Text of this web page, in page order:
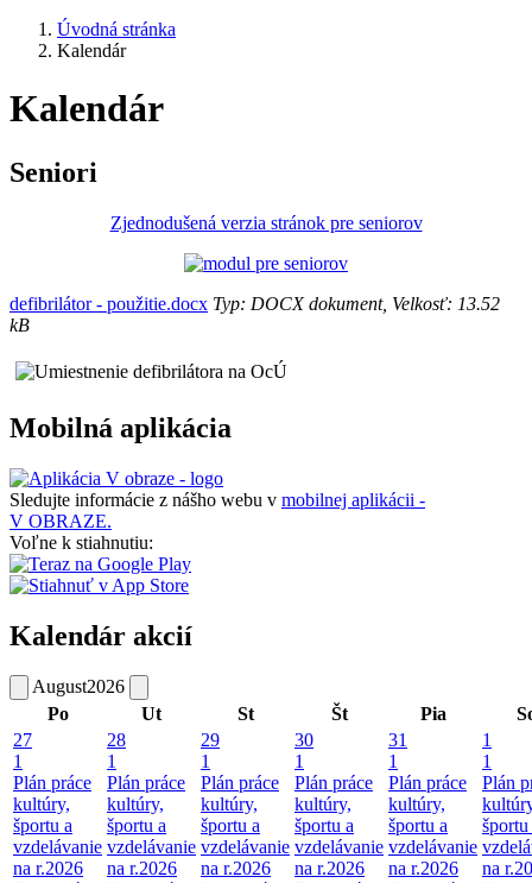
Úvodná stránka
Kalendár
Kalendár
Seniori
Zjednodušená verzia stránok pre seniorov
defibrilátor - použitie.docx Typ: DOCX dokument, Velkosť: 13.52
kB
Mobilná aplikácia
Sledujte informácie z nášho webu v mobilnej aplikácii -
V OBRAZE.
Voľne k stiahnutiu:
Kalendár akcií
August2026
Po
Ut St Št Pia
27
1
Plán práce
kultúry,
športu a
vzdelávanie
na r.2026
28
1
Plán práce
kultúry,
športu a
vzdelávanie
na r.2026
29
1
Plán práce
kultúry,
športu a
vzdelávanie
na r.2026
30
1
Plán práce
kultúry,
športu a
vzdelávanie
na r.2026
31
1
Plán práce
kultúry,
športu a
vzdelávanie
na r.2026
1
1
Plán
športu
na